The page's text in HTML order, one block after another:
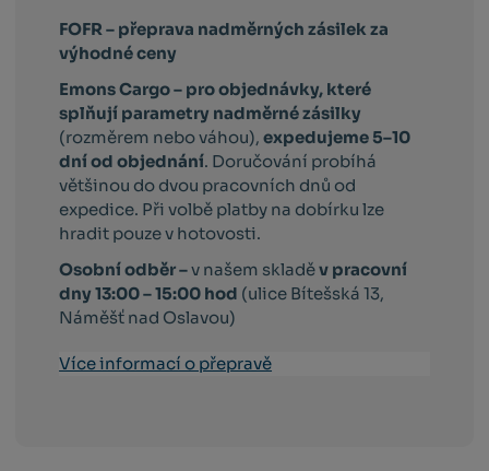
FOFR – přeprava nadměrných zásilek za
výhodné ceny
Emons Cargo – pro objednávky, které
splňují parametry nadměrné zásilky
(rozměrem nebo váhou),expedujeme 5–10
dní od objednání. Doručování probíhá
většinou do dvou pracovních dnů od
expedice. Při volbě platby na dobírku lze
hradit pouze v hotovosti.
Osobní odběr –v našem skladěv pracovní
dny 13:00 – 15:00 hod (ulice Bítešská 13,
Náměšť nad Oslavou)
Více informací o přepravě